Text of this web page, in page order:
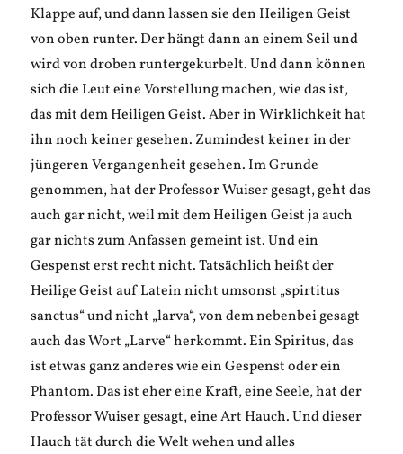
Klappe auf, und dann lassen sie den Heiligen Geist
von oben runter. Der hängt dann an einem Seil und
wird von droben runtergekurbelt. Und dann können
sich die Leut eine Vorstellung machen, wie das ist,
das mit dem Heiligen Geist. Aber in Wirklichkeit hat
ihn noch keiner gesehen. Zumindest keiner in der
jüngeren Vergangenheit gesehen. Im Grunde
genommen, hat der Professor Wuiser gesagt, geht das
auch gar nicht, weil mit dem Heiligen Geist ja auch
gar nichts zum Anfassen gemeint ist. Und ein
Gespenst erst recht nicht. Tatsächlich heißt der
Heilige Geist auf Latein nicht umsonst „spirtitus
sanctus“ und nicht „larva“, von dem nebenbei gesagt
auch das Wort „Larve“ herkommt. Ein Spiritus, das
ist etwas ganz anderes wie ein Gespenst oder ein
Phantom. Das ist eher eine Kraft, eine Seele, hat der
Professor Wuiser gesagt, eine Art Hauch. Und dieser
Hauch tät durch die Welt wehen und alles